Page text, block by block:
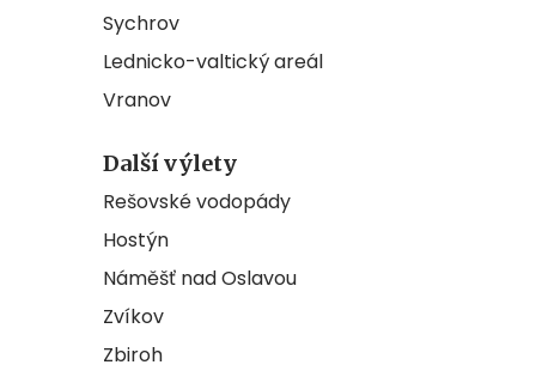
Sychrov
Lednicko-valtický areál
Vranov
Další výlety
Rešovské vodopády
Hostýn
Náměšť nad Oslavou
Zvíkov
Zbiroh